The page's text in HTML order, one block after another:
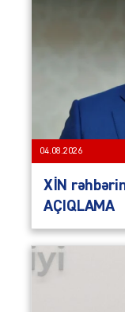
04.08.2026
XİN
AÇIQLAMA